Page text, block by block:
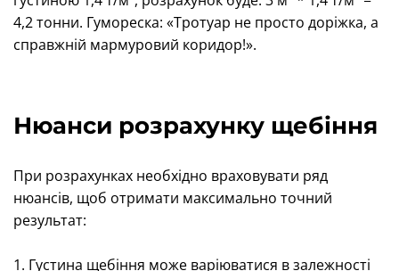
4,2 тонни. Гумореска: «Тротуар не просто доріжка, а
справжній мармуровий коридор!».
Нюанси розрахунку щебіння
При розрахунках необхідно враховувати ряд
нюансів, щоб отримати максимально точний
результат:
1. Густина щебіння може варіюватися в залежності